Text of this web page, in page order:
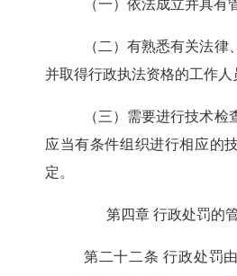
（一）依法成立并具有
（二）有熟悉有关法律
并取得行政执法资格的工作人
（三）需要进行技术检
应当有条件组织进行相应的
定。
第四章 行政处罚的
第二十二条 行政处罚